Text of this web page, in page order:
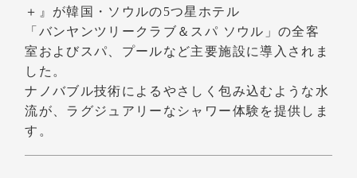
＋』が韓国・ソウルの5つ星ホテル
「バンヤンツリークラブ＆スパ ソウル」の全客
室およびスパ、プールなど主要施設に導入されま
した。
ナノバブル技術によるやさしく包み込むような水
流が、ラグジュアリーなシャワー体験を提供しま
す。